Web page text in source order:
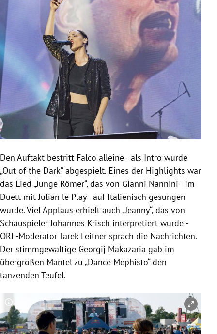
Den Auftakt bestritt Falco alleine - als Intro wurde
„Out of the Dark“ abgespielt. Eines der Highlights war
das Lied „Junge Römer“, das von Gianni Nannini - im
Duett mit Julian le Play - auf Italienisch gesungen
wurde. Viel Applaus erhielt auch „Jeanny“, das von
SchauspielerJohannes Krisch interpretiert wurde -
ORF-ModeratorTarek Leitner sprach die Nachrichten.
Der stimmgewaltige Georgij Makazaria gab im
übergroßen Mantel zu „Dance Mephisto“ den
tanzenden Teufel.
Copyright-Hinweis öffnen/schließen